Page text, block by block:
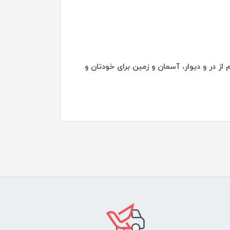
در و دیوار، آسمان و زمین برای خودتان و